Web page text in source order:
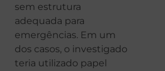
sem estrutura
adequada para
emergências. Em um
dos casos, o investigado
teria utilizado papel